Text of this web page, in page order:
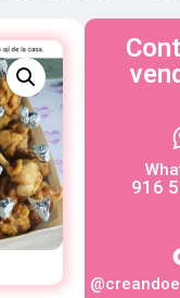
ALITAS
916